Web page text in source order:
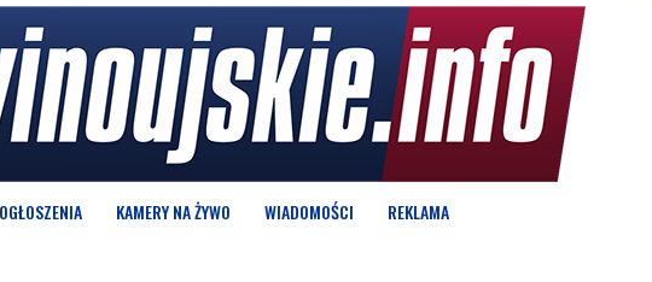
OGŁOSZENIA KAMERY NA ŻYWO WIADOMOŚCI REKLAMA